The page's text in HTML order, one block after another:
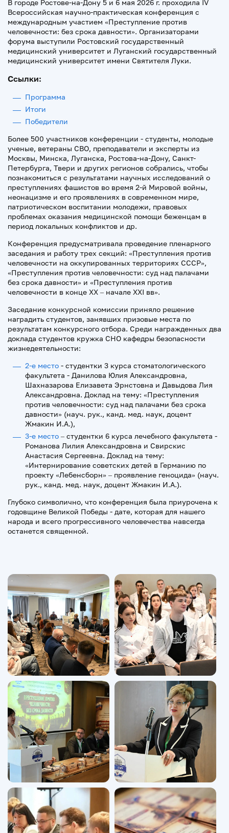
В городе Ростове-на-Дону 5 и 6 мая 2026 г. проходила IV
Всероссийская научно-практическая конференция с
международным участием «Преступление против
человечности: без срока давности». Организаторами
форума выступили Ростовский государственный
медицинский университет и Луганский государственный
медицинский университет имени Святителя Луки.
Ссылки:
Программа
Итоги
Победители
Более 500 участников конференции - студенты, молодые
ученые, ветераны СВО, преподаватели и эксперты из
Москвы, Минска, Луганска, Ростова-на-Дону, Санкт-
Петербурга, Твери и других регионов собрались, чтобы
познакомиться с результатами научных исследований о
преступлениях фашистов во время 2-й Мировой войны,
неонацизме и его проявлениях в современном мире,
патриотическом воспитании молодежи, правовых
проблемах оказания медицинской помощи беженцам в
период локальных конфликтов и др.
Конференция предусматривала проведение пленарного
заседания и работу трех секций: «Преступления против
человечности на оккупированных территориях СССР»,
«Преступления против человечности: суд над палачами
без срока давности» и «Преступления против
человечности в конце ХХ – начале XXI вв».
Заседание конкурсной комиссии приняло решение
наградить студентов, занявших призовые места по
результатам конкурсного отбора. Среди награжденных два
доклада студентов кружка СНО кафедры безопасности
жизнедеятельности:
2-е место - студентки 3 курса стоматологического
факультета - Данилова Юлия Александровна,
Шахназарова Елизавета Эрнстовна и Давыдова Лия
Александровна. Доклад на тему: «Преступления
против человечности: суд над палачами без срока
давности» (науч. рук., канд. мед. наук, доцент
Жмакин И.А.),
3-е место – студентки 6 курса лечебного факультета -
Романова Лилия Александровна и Свирскис
Анастасия Сергеевна. Доклад на тему:
«Интернирование советских детей в Германию по
проекту «Лебенсборн» – проявление геноцида» (науч.
рук., канд. мед. наук, доцент Жмакин И.А.).
Глубоко символично, что конференция была приурочена к
годовщине Великой Победы - дате, которая для нашего
народа и всего прогрессивного человечества навсегда
останется священной.